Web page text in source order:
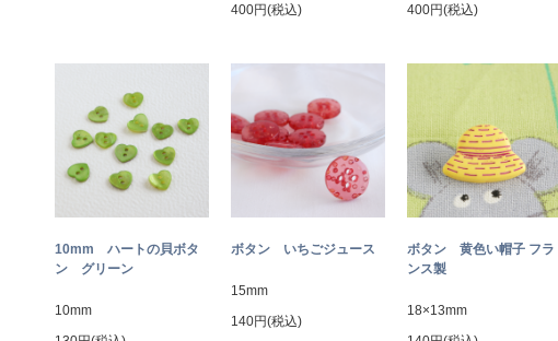
400円(税込)
400円(税込)
10mm ハートの貝ボタ
ン グリーン
10mm
ボタン いちごジュース
15mm
140円(税込)
ボタン 黄色い帽子 フラ
ンス製
18×13mm